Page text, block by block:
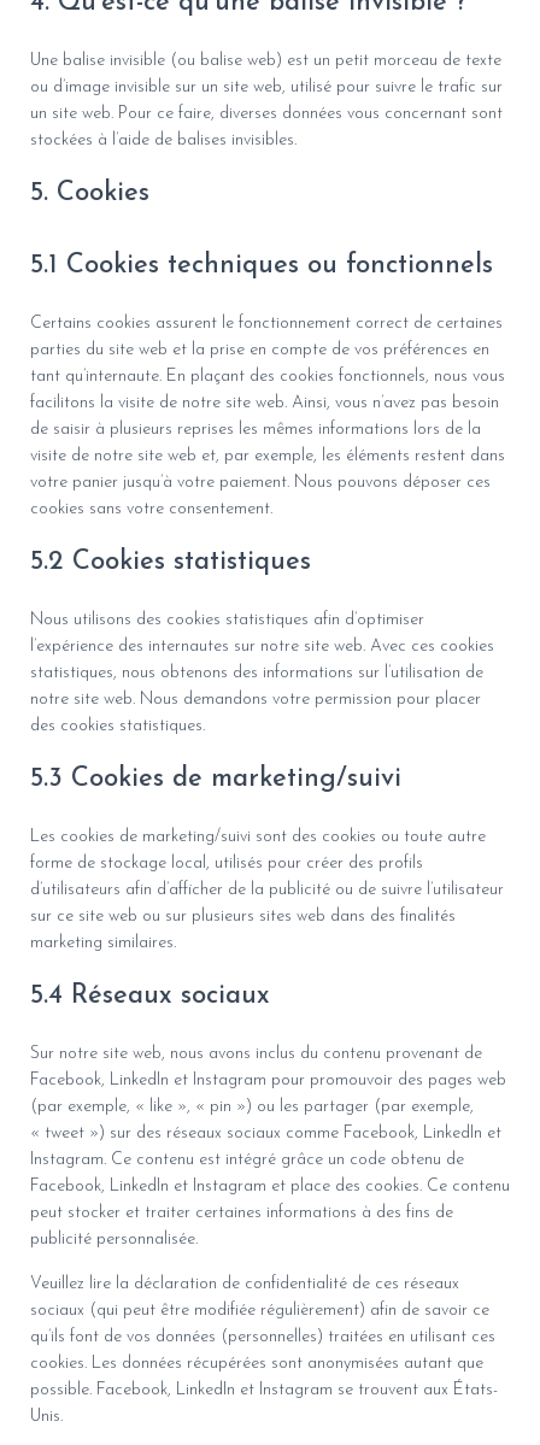
Une balise invisible (ou balise web) est un petit morceau de texte
ou d’image invisible sur un site web, utilisé pour suivre le trafic sur
un site web. Pour ce faire, diverses données vous concernant sont
stockées à l’aide de balises invisibles.
5. Cookies
5.1 Cookies techniques ou fonctionnels
Certains cookies assurent le fonctionnement correct de certaines
parties du site web et la prise en compte de vos préférences en
tant qu’internaute. En plaçant des cookies fonctionnels, nous vous
facilitons la visite de notre site web. Ainsi, vous n’avez pas besoin
de saisir à plusieurs reprises les mêmes informations lors de la
visite de notre site web et, par exemple, les éléments restent dans
votre panier jusqu’à votre paiement. Nous pouvons déposer ces
cookies sans votre consentement.
5.2 Cookies statistiques
Nous utilisons des cookies statistiques afin d’optimiser
l’expérience des internautes sur notre site web. Avec ces cookies
statistiques, nous obtenons des informations sur l’utilisation de
notre site web. Nous demandons votre permission pour placer
des cookies statistiques.
5.3 Cookies de marketing/suivi
Les cookies de marketing/suivi sont des cookies ou toute autre
forme de stockage local, utilisés pour créer des profils
d’utilisateurs afin d’afficher de la publicité ou de suivre l’utilisateur
sur ce site web ou sur plusieurs sites web dans des finalités
marketing similaires.
5.4 Réseaux sociaux
Sur notre site web, nous avons inclus du contenu provenant de
Facebook, LinkedIn et Instagram pour promouvoir des pages web
(par exemple, « like », « pin ») ou les partager (par exemple,
« tweet ») sur des réseaux sociaux comme Facebook, LinkedIn et
Instagram. Ce contenu est intégré grâce un code obtenu de
Facebook, LinkedIn et Instagram et place des cookies. Ce contenu
peut stocker et traiter certaines informations à des fins de
publicité personnalisée.
Veuillez lire la déclaration de confidentialité de ces réseaux
sociaux (qui peut être modifiée régulièrement) afin de savoir ce
qu’ils font de vos données (personnelles) traitées en utilisant ces
cookies. Les données récupérées sont anonymisées autant que
possible. Facebook, LinkedIn et Instagram se trouvent aux États-
Unis.